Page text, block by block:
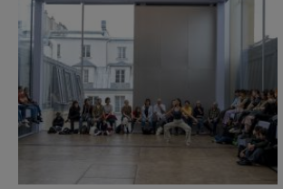
s’enlacent et s’entrechoquent, à la
conditions où le désir, le chagrin, la
tendresse peuvent coexister.
Au dernier étage de la Fondation,
pour les trois jours du festival, la
Complete Works
de l’artiste
. Créée en 2009, l’œuvre part